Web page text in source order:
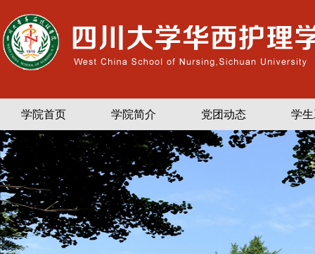
学院首页 学院简介 党团动态 学